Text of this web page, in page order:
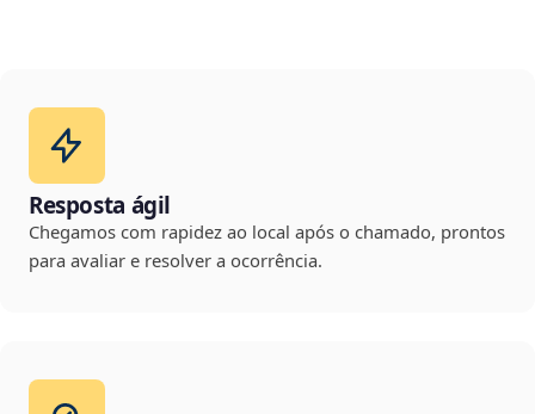
Resposta ágil
Chegamos com rapidez ao local após o chamado, prontos
para avaliar e resolver a ocorrência.